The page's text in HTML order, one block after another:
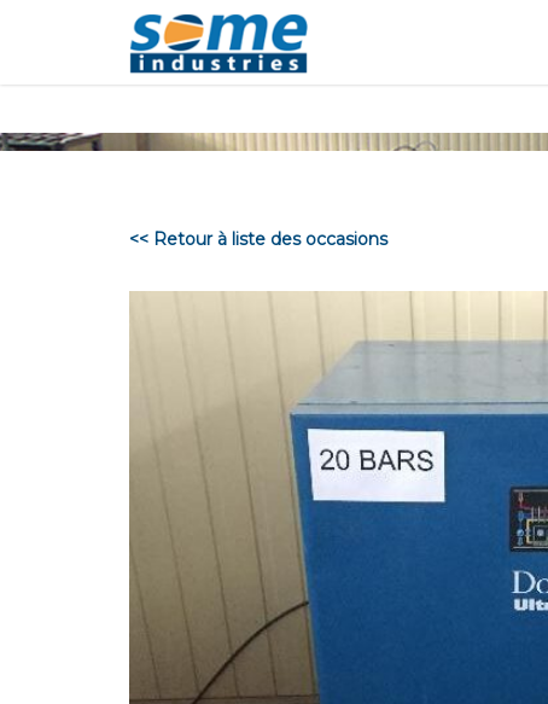
<< Retour à liste des occasions